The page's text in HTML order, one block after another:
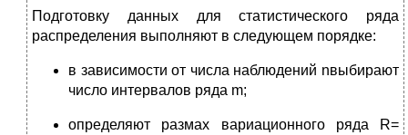
Подготовку данных для статистического ряда
распределения выполняют в следующем порядке:
в зависимости от числа наблюдений nвыбирают
число интервалов ряда m;
определяют размах вариационного ряда R=